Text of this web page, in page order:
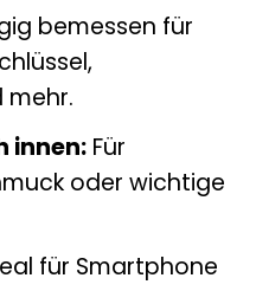
bemessen für
mehr.
innen:Für
oder wichtige
für Smartphone